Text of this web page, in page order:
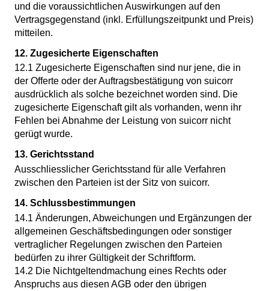
und die voraussichtlichen Auswirkungen auf den
Vertragsgegenstand (inkl. Erfüllungszeitpunkt und Preis)
mitteilen.
12. Zugesicherte Eigenschaften
12.1 Zugesicherte Eigenschaften sind nur jene, die in
der Offerte oder der Auftragsbestätigung von suicorr
ausdrücklich als solche bezeichnet worden sind. Die
zugesicherte Eigenschaft gilt als vorhanden, wenn ihr
Fehlen bei Abnahme der Leistung von suicorr nicht
gerügt wurde.
13. Gerichtsstand
Ausschliesslicher Gerichtsstand für alle Verfahren
zwischen den Parteien ist der Sitz von suicorr.
14. Schlussbestimmungen
14.1 Änderungen, Abweichungen und Ergänzungen der
allgemeinen Geschäftsbedingungen oder sonstiger
vertraglicher Regelungen zwischen den Parteien
bedürfen zu ihrer Gültigkeit der Schriftform.
14.2 Die Nichtgeltendmachung eines Rechts oder
Anspruchs aus diesen AGB oder den übrigen